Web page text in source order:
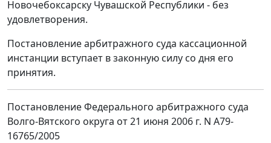
Новочебоксарску Чувашской Республики - без
удовлетворения.
Постановление арбитражного суда кассационной
инстанции вступает в законную силу со дня его
принятия.
Постановление Федерального арбитражного суда
Волго-Вятского округа от 21 июня 2006 г. N А79-
16765/2005